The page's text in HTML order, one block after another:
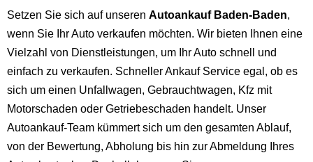
Setzen Sie sich auf unseren Autoankauf Baden-Baden,
wenn Sie Ihr Auto verkaufen möchten. Wir bieten Ihnen eine
Vielzahl von Dienstleistungen, um Ihr Auto schnell und
einfach zu verkaufen. Schneller Ankauf Service egal, ob es
sich um einen Unfallwagen, Gebrauchtwagen, Kfz mit
Motorschaden oder Getriebeschaden handelt. Unser
Autoankauf-Team kümmert sich um den gesamten Ablauf,
von der Bewertung, Abholung bis hin zur Abmeldung Ihres